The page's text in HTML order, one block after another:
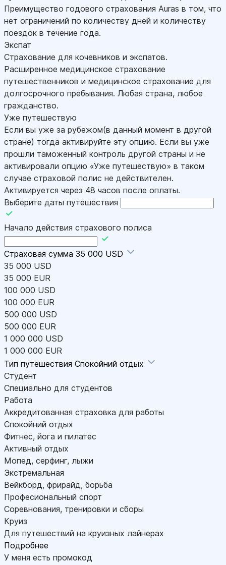
Преимущество годового страхования Auras в том, что
нет ограничений по количеству дней и количеству
поездок в течение года.
Экспат
Страхование для кочевников и экспатов.
Расширенное медицинское страхование
путешественников и медицинское страхование для
долгосрочного пребывания. Любая страна, любое
гражданство.
Уже путешествую
Если вы уже за рубежом(в данный момент в другой
стране) тогда активируйте эту опцию. Если вы уже
прошли таможенный контроль другой страны и не
активировали опцию «Уже путешествую» в таком
случае страховой полис не действителен.
Активируется через 48 часов после оплаты.
Выберите даты путешествия
Начало действия страхового полиса
Страховая сумма 35 000 USD
35 000 USD
35 000 EUR
100 000 USD
100 000 EUR
500 000 USD
500 000 EUR
1 000 000 USD
1 000 000 EUR
Тип путешествия Спокойний отдых
Студент
Специально для студентов
Работа
Аккредитованная страховка для работы
Спокойний отдых
Фитнес, йога и пилатес
Активный отдых
Мопед, серфинг, лыжи
Экстремальная
Вейкборд, фрирайд, борьба
Професиональный спорт
Соревнования, тренировки и сборы
Круиз
Для путешествий на круизных лайнерах
Подробнее
У меня есть промокод